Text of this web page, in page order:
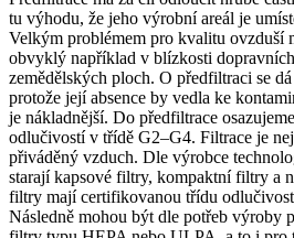
tu výhodu, že jeho výrobní areál je
Velkým problémem pro kvalitu ovzduší
obvyklý například v blízkosti
zemědělských ploch. O předfiltraci se
protože její absence by vedla ke
je nákladnější. Do předfiltrace
odlučivostí v třídě G2–G4. Filtrace je
přiváděný vzduch. Dle výrobce
starají kapsové filtry, kompaktní filtry a
filtry mají certifikovanou třídu
Následně mohou být dle potřeb výroby